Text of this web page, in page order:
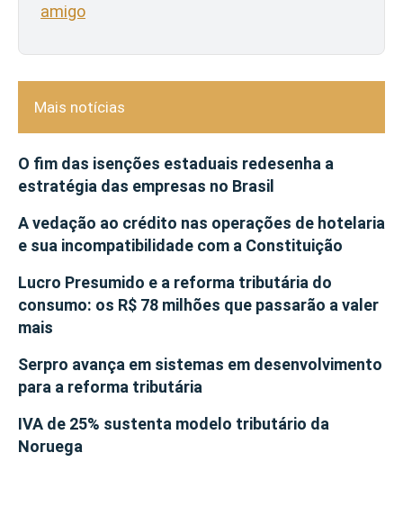
amigo
Mais notícias
O fim das isenções estaduais redesenha a
estratégia das empresas no Brasil
A vedação ao crédito nas operações de hotelaria
e sua incompatibilidade com a Constituição
Lucro Presumido e a reforma tributária do
consumo: os R$ 78 milhões que passarão a valer
mais
Serpro avança em sistemas em desenvolvimento
para a reforma tributária
IVA de 25% sustenta modelo tributário da
Noruega